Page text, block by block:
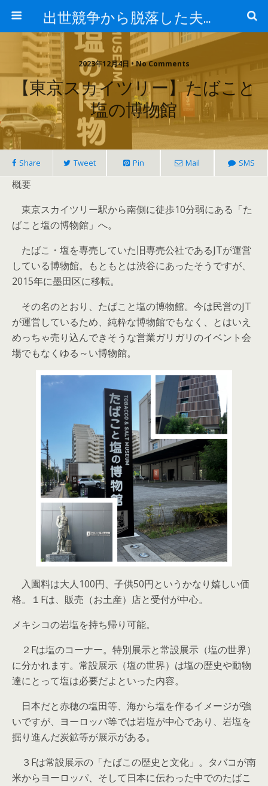
出世競争から脱落した夫と妻の日常
2023年12月4日 • No Comments
【東京スカイツリー】たばこと
塩の博物館
Share Tweet Pin Mail SMS
概要
東京スカイツリー駅から南側に徒歩10分弱にある「た
ばこと塩の博物館」へ。
たばこ・塩を専売していた旧専売公社であるJTが運営
している博物館。もともとは渋谷にあったそうですが、
2015年に墨田区に移転。
その名のとおり、たばこと塩の博物館。今は民営のJT
が運営しているため、純粋な博物館でもなく、とはいえ
めっちゃ売り込んできそうな営業ガリガリのイベント会
場でもなくゆる～い博物館。
入園料は大人100円、子供50円というかなり嬉しい価
格。１Fは、販売（お土産）店と受付が中心。
メキシコの岩塩を持ち帰り可能。
２Fは塩のコーナー。特別展示と常設展示（塩の世界）
に分かれます。常設展示（塩の世界）は塩の歴史や動物
達にとって塩は必要だよといった内容。
日本だと赤穂の塩田等、海から塩を作るイメージが強
いですが、ヨーロッパ等では岩塩が中心であり、岩塩を
掘り進んだ炭鉱等が展示がある。
３Fは常設展示の「たばこの歴史と文化」。タバコが南
米からヨーロッパ、そして日本に伝わった中でのたばこ